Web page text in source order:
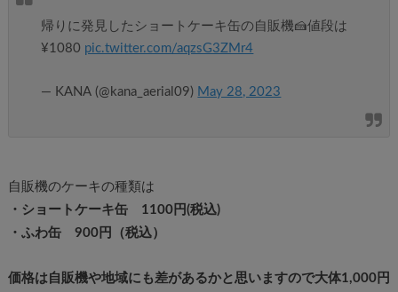
帰りに発見したショートケーキ缶の自販機🍰値段は
¥1080 pic.twitter.com/aqzsG3ZMr4
— KANA (@kana_aerial09) May 28, 2023
自販機のケーキの種類は
・ショートケーキ缶 1100円(税込)
・ふわ缶 900円（税込）
価格は自販機や地域にも差があるかと思いますので大体1,000円